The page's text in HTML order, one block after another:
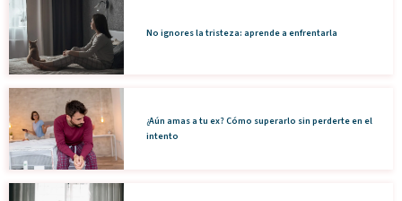
No ignores la tristeza: aprende a enfrentarla
¿Aún amas a tu ex? Cómo superarlo sin perderte en el
intento